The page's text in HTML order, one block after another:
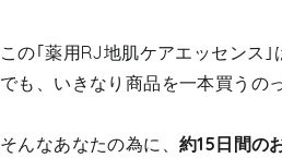
この｢薬用RJ地肌ケアエッセンス
でも、いきなり商品を一本買うの
そんなあなたの為に、 約15日間の